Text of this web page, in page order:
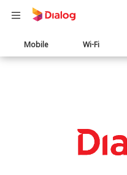
Main
navigation
Mobile Wi-Fi